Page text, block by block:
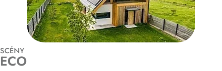
SCÉNY
ECO